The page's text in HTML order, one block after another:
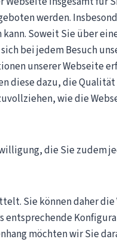
werden.
Soweit Sie über
bei jedem Besuch
unserer Webseite
diese dazu, die
wie die
die Sie zudem
Sie können daher
entsprechende
möchten wir Sie